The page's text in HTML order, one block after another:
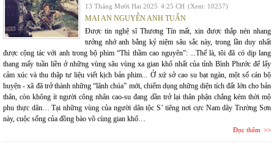
13 Tháng Mười Hai 2025 4:25 CH (Xem: 10257)
MAI AN NGUYỄN ANH TUẤN
Được tin nghệ sĩ Thương Tín mất, xin được thắp nén nhang
tưởng nhớ anh bằng kỷ niệm sâu sắc này, trong lần duy nhất
được cộng tác với anh trong bộ phim “Thì thầm cao nguyên”: ...Thế là, tôi đã có dịp lang
thang mấy tuần liền ở những vùng sâu vùng xa gian khổ nhất của tỉnh Bình Phước để lấy
cảm xúc và thu thập tư liệu viết kịch bản phim... Ở xứ sở cao su bạt ngàn, một số cán bộ
huyện - xã đã trở thành những “lãnh chúa” mới, chiếm dụng những diện tích đất lớn cho bản
thân, còn không ít người công nhân cao-su đang dần trở lại thân phận chẳng kém thời mộ
phu thực dân… Tại những vùng của người dân tộc S’ tiêng nơi cực Nam dãy Trường Sơn
này, cuộc sống của đồng bào vô cùng gian khổ…
Đọc thêm